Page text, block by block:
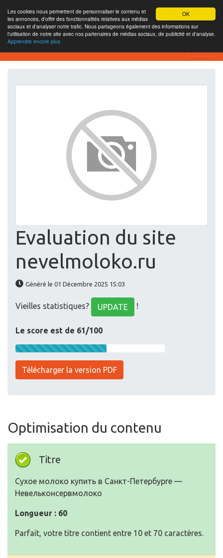
OK
Les cookies nous permettent de personnaliser le contenu et
les annonces, d'offrir des fonctionnalités relatives aux médias
sociaux et d'analyser notre trafic. Nous partageons également des informations sur
l'utilisation de notre site avec nos partenaires de médias sociaux, de publicité et d'analyse.
Apprendre encore plus
Проверить SEO веб-сайта
Evaluation du site
nevelmoloko.ru
Généré le 01 Décembre 2025 15:03
Vieilles statistiques? UPDATE !
Le score est de 61/100
Télécharger la version PDF
Optimisation du contenu
Titre
Сухое молоко купить в Санкт-Петербурге —
Невельконсервмолоко
Longueur : 60
Parfait, votre titre contient entre 10 et 70 caractères.